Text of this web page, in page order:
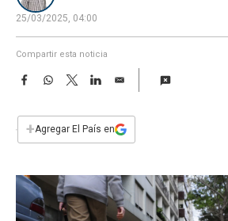
25/03/2025, 04:00
Compartir esta noticia
F
e
b
k
W
s
p
T
w
t
L
n
E
i
l
+Agregar El País en